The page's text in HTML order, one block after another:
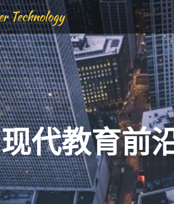
Technology
现代教育前